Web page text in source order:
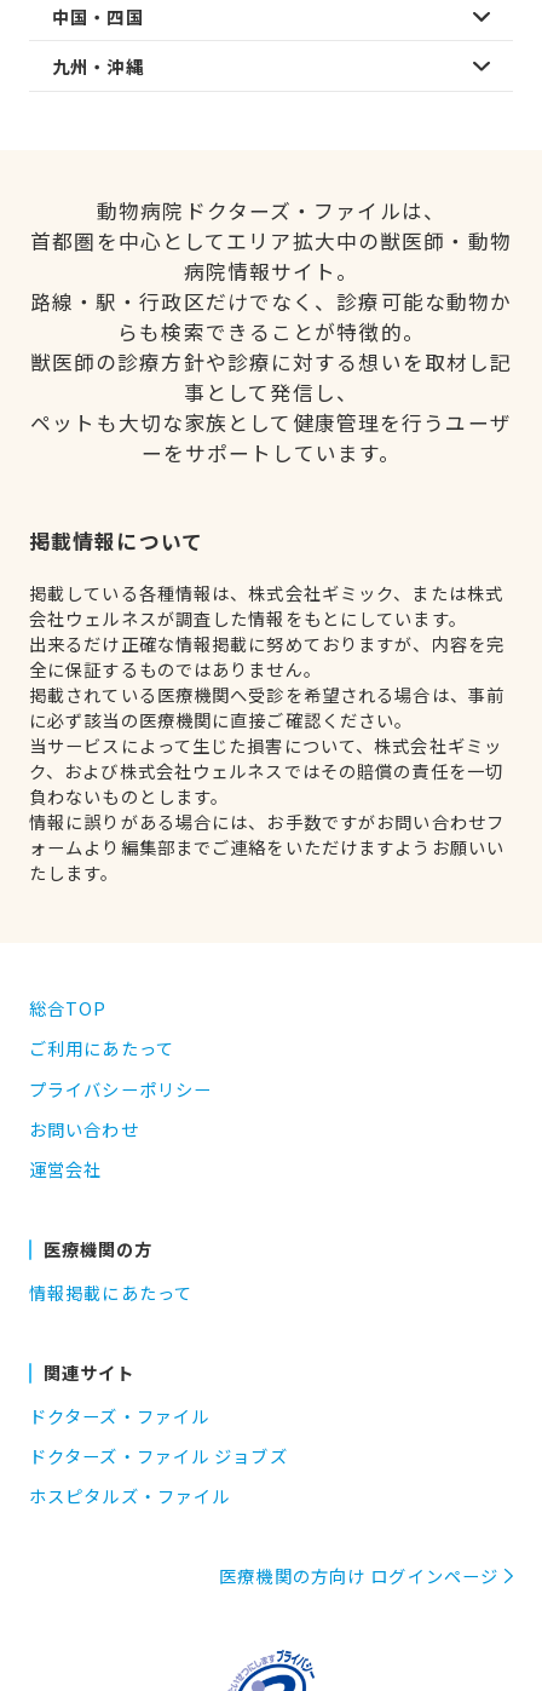
中国・四国
九州・沖縄
動物病院ドクターズ・ファイルは、
首都圏を中心としてエリア拡大中の獣医師・動物
病院情報サイト。
路線・駅・行政区だけでなく、診療可能な動物か
らも検索できることが特徴的。
獣医師の診療方針や診療に対する想いを取材し記
事として発信し、
ペットも大切な家族として健康管理を行うユーザ
ーをサポートしています。
掲載情報について
掲載している各種情報は、株式会社ギミック、または株式
会社ウェルネスが調査した情報をもとにしています。
出来るだけ正確な情報掲載に努めておりますが、内容を完
全に保証するものではありません。
掲載されている医療機関へ受診を希望される場合は、事前
に必ず該当の医療機関に直接ご確認ください。
当サービスによって生じた損害について、株式会社ギミッ
ク、および株式会社ウェルネスではその賠償の責任を一切
負わないものとします。
情報に誤りがある場合には、お手数ですがお問い合わせフ
ォームより編集部までご連絡をいただけますようお願いい
たします。
総合TOP
ご利用にあたって
プライバシーポリシー
お問い合わせ
運営会社
医療機関の方
情報掲載にあたって
関連サイト
ドクターズ・ファイル
ドクターズ・ファイル ジョブズ
ホスピタルズ・ファイル
医療機関の方向け ログインページ